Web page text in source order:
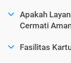
Apakah
Cermati
Fasilitas